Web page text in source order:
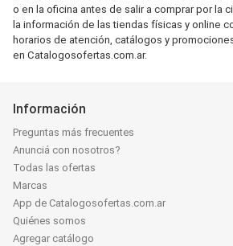
o en la oficina antes de salir a comprar por la
la información de las tiendas físicas y online
horarios de atención, catálogos y
en Catalogosofertas.com.ar.
Información
Preguntas más frecuentes
Anunciá con nosotros?
Todas las ofertas
Marcas
App de Catalogosofertas.com.ar
Quiénes somos
Agregar catálogo